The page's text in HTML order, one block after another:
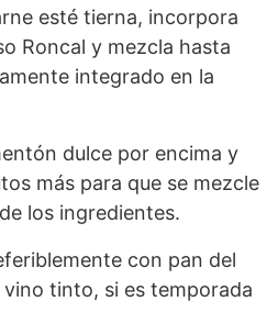
esté tierna, incorpora
Roncal y mezcla hasta
integrado en la
dulce por encima y
más para que se mezcle
los ingredientes.
con pan del
tinto, si es temporada